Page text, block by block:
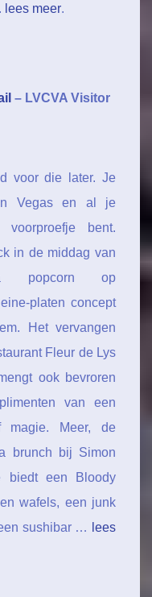
lees meer.
– LVCVA Visitor
voor die later. Je
Vegas en al je
bent.
in de middag van
popcorn op
platen concept
Het vervangen
Fleur de Lys
ook bevroren
van een
magie. Meer, de
brunch bij Simon
biedt een Bloody
wafels, een junk
sushibar …
lees